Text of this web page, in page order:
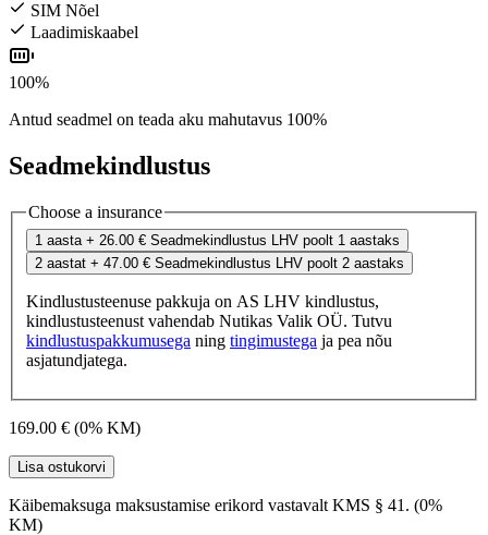
SIM Nõel
Laadimiskaabel
100%
Antud seadmel on teada aku mahutavus 100%
Seadmekindlustus
Choose a insurance
1 aasta + 26.00 € Seadmekindlustus LHV poolt 1 aastaks
2 aastat + 47.00 € Seadmekindlustus LHV poolt 2 aastaks
Kindlustusteenuse pakkuja on AS LHV kindlustus,
kindlustusteenust vahendab Nutikas Valik OÜ. Tutvu
kindlustuspakkumusega ning tingimustega ja pea nõu
asjatundjatega.
169.00 € (0% KM)
Lisa ostukorvi
Käibemaksuga maksustamise erikord vastavalt KMS § 41. (0%
KM)